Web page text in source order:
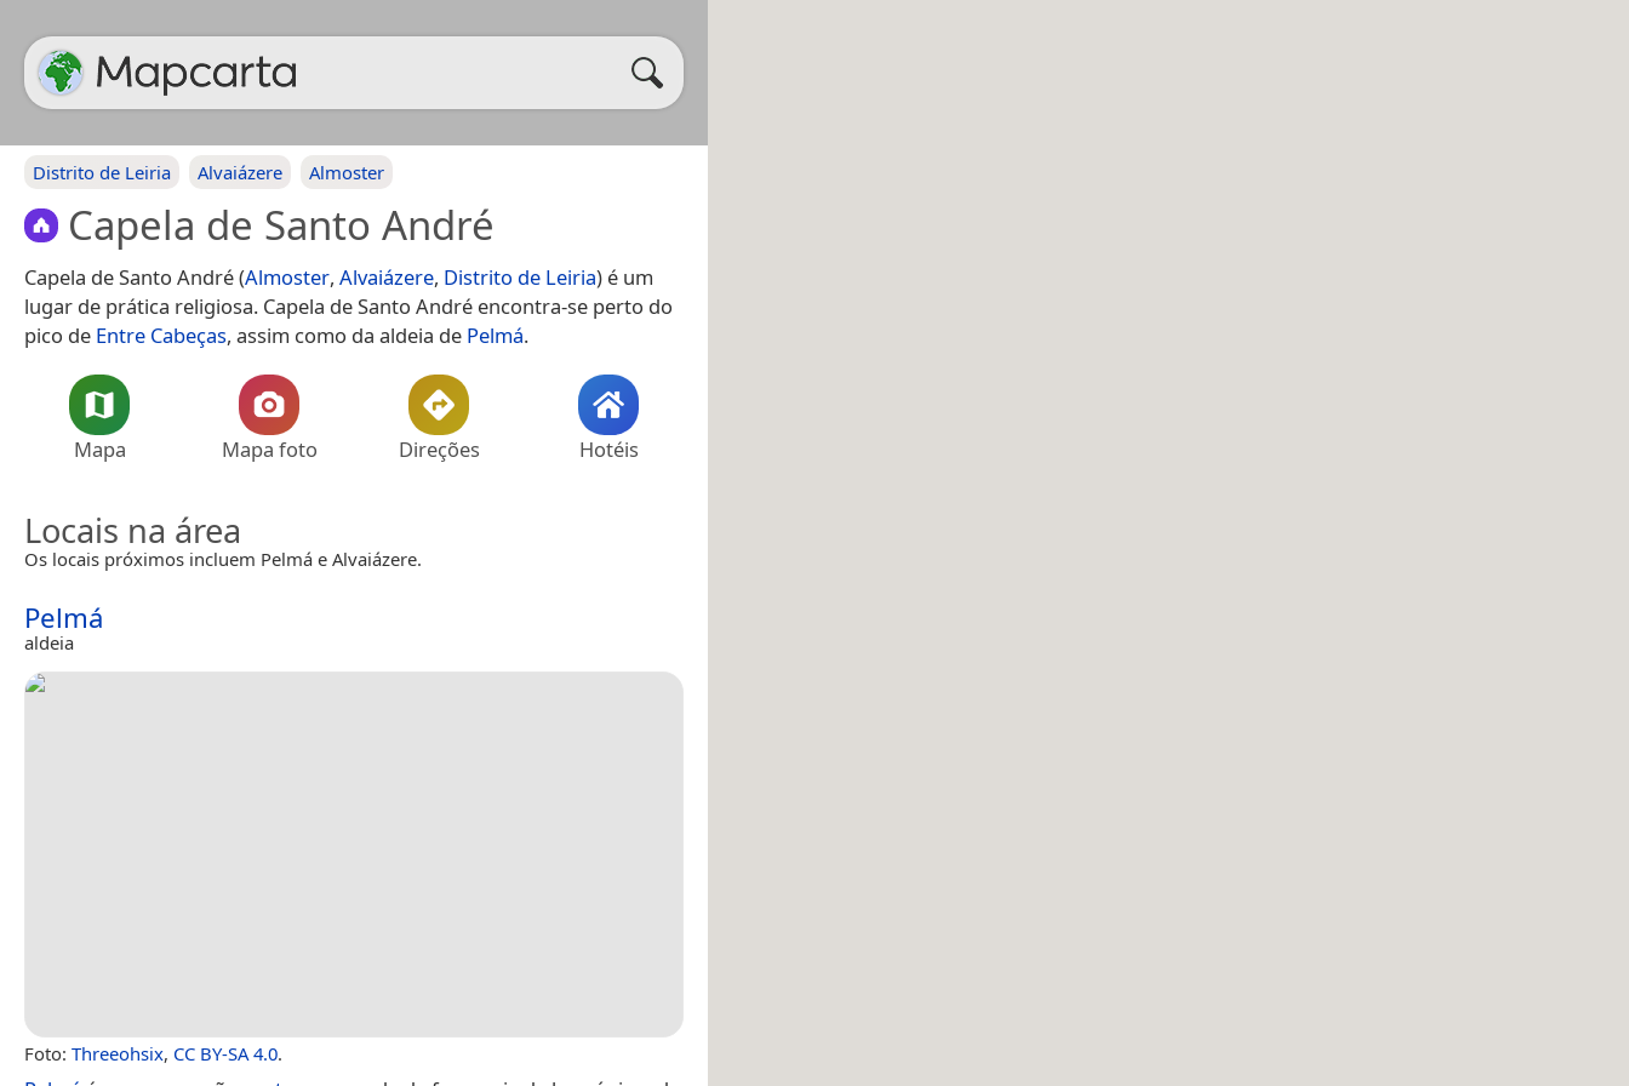
Distrito de Leiria Alvaiázere Almoster
Capela de Santo André
Capela de Santo André (Almoster, Alvaiázere, Distrito de Leiria) é um
lugar de prática religiosa. Capela de Santo André encontra-se perto do
pico de Entre Cabeças, assim como da aldeia de Pelmá.
Mapa Mapa foto Direções Hotéis
Locais na área
Os locais próximos incluem Pelmá e Alvaiázere.
Pelmá
aldeia
Foto: Threeohsix, CC BY-SA 4.0.